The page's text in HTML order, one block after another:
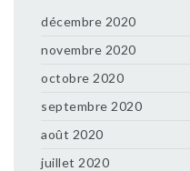
décembre 2020
novembre 2020
octobre 2020
septembre 2020
août 2020
juillet 2020